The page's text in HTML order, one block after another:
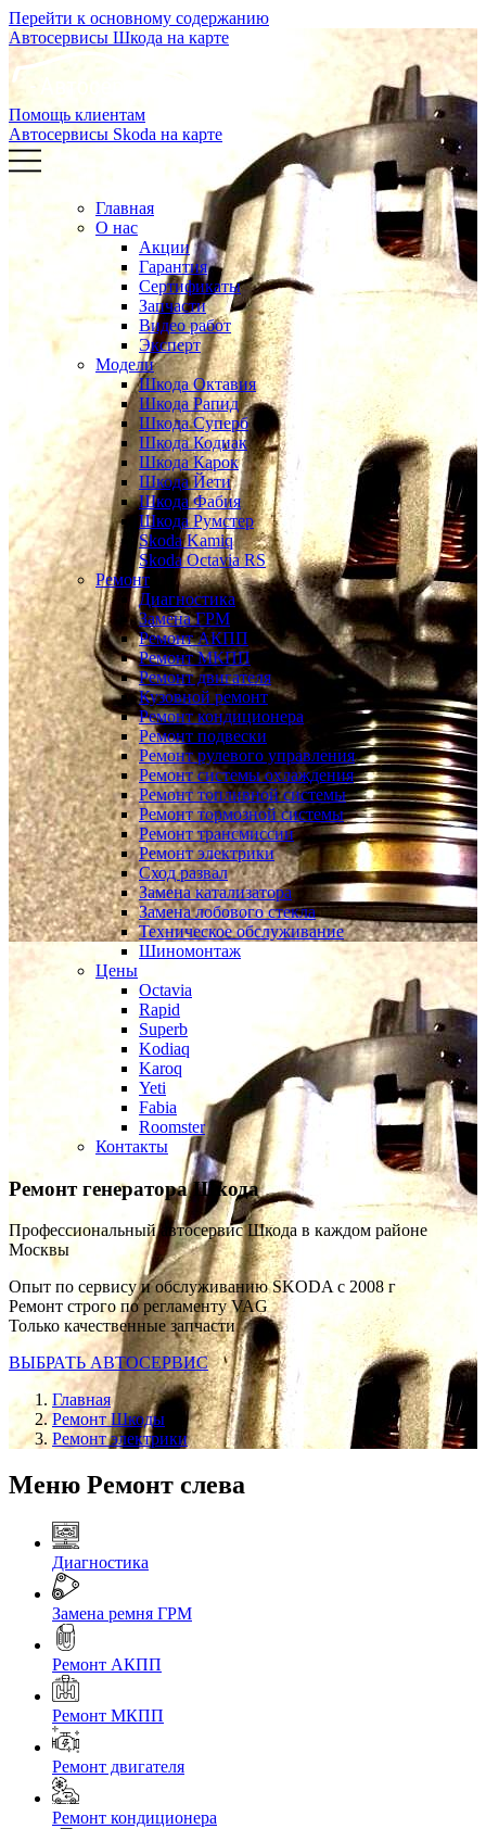
Перейти к основному содержанию
Автосервисы Шкода на карте
Помощь клиентам
Автосервисы Skoda на карте
Главная
О нас
Акции
Гарантия
Сертификаты
Запчасти
Видео работ
Эксперт
Модели
Шкода Октавия
Шкода Рапид
Шкода Суперб
Шкода Кодиак
Шкода Карок
Шкода Йети
Шкода Фабия
Шкода Румстер
Skoda Kamiq
Skoda Octavia RS
Ремонт
Диагностика
Замена ГРМ
Ремонт АКПП
Ремонт МКПП
Ремонт двигателя
Кузовной ремонт
Ремонт кондиционера
Ремонт подвески
Ремонт рулевого управления
Ремонт системы охлаждения
Ремонт топливной системы
Ремонт тормозной системы
Ремонт трансмиссии
Ремонт электрики
Сход развал
Замена катализатора
Замена лобового стекла
Техническое обслуживание
Шиномонтаж
Цены
Octavia
Rapid
Superb
Kodiaq
Karoq
Yeti
Fabia
Roomster
Контакты
Ремонт генератора Шкода
Профессиональный автосервис Шкода в каждом районе
Москвы
Опыт по сервису и обслуживанию SKODA с 2008 г
Ремонт строго по регламенту VAG
Только качественные запчасти
ВЫБРАТЬ АВТОСЕРВИС
Главная
Ремонт Шкоды
Ремонт электрики
Меню Ремонт слева
Диагностика
Замена ремня ГРМ
Ремонт АКПП
Ремонт МКПП
Ремонт двигателя
Ремонт кондиционера